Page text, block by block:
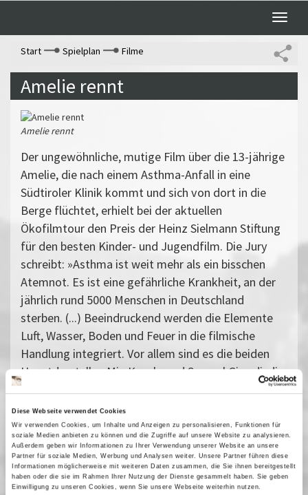
Diese Webseite verwendet Cookies
Wir verwenden Cookies, um Inhalte und Anzeigen zu personalisieren, Funktionen für
soziale Medien anbieten zu können und die Zugriffe auf unsere Website zu analysieren.
Außerdem geben wir Informationen zu Ihrer Verwendung unserer Website an unsere
Partner für soziale Medien, Werbung und Analysen weiter. Unsere Partner führen diese
Informationen möglicherweise mit weiteren Daten zusammen, die Sie ihnen bereitgestellt
haben oder die sie im Rahmen Ihrer Nutzung der Dienste gesammelt haben. Sie geben
Einwilligung zu unseren Cookies, wenn Sie unsere Webseite weiterhin nutzen.
Toggle
Start
Spielplan Filme
Amelie rennt
Amelie rennt
Der ungewöhnliche, mutige Film über die 13-jährige
Amelie, die nach einem Asthma-Anfall in eine
Südtiroler Klinik kommt und sich von dort in die
Berge flüchtet, erhielt bei der aktuellen
Ökofilmtour den Preis der Heinz Sielmann Stiftung
für den besten Kinder- und Jugendfilm. Die Jury
schreibt: »Asthma ist weit mehr als ein bisschen
Atemnot. Es ist eine gefährliche Krankheit, an der
jährlich rund 5000 Menschen in Deutschland
sterben. (...) Beeindruckend werden die Elemente
Luft, Wasser, Boden und Feuer in die filmische
Handlung integriert. Vor allem sind es die beiden
Hauptdarsteller, Mia Kasalo und Samuel Girardi, die
diesem Film- im wahrsten Sinne des Wortes- Leben
einhauchen und so Jugendlichen die Diskussion um
gesunde Luft näher bringen machen.«
Anschließend: Filmgespräch mit dem Regisseur
Tobias Wiemann, der Hauptdarstellerin Mia Kasalo
sowie Hagen Kelm (Lungenklinik Neuruppin)